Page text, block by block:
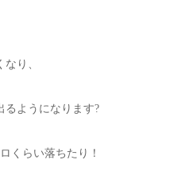
り、
るようになります?
くらい落ちたり！